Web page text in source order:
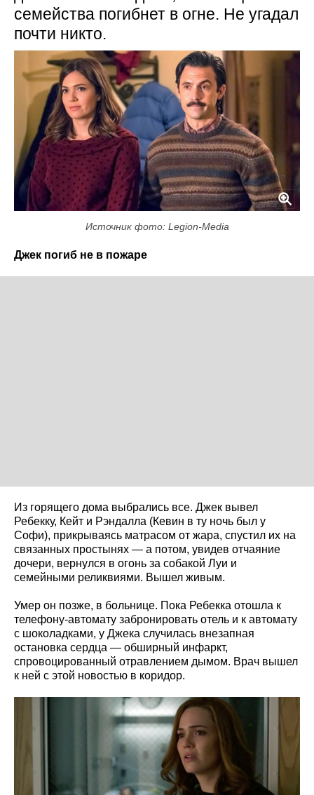
семейства погибнет в огне. Не угадал
почти никто.
Источник фото: Legion-Media
Джек погиб не в пожаре
Из горящего дома выбрались все. Джек вывел
Ребекку, Кейт и Рэндалла (Кевин в ту ночь был у
Софи), прикрываясь матрасом от жара, спустил их на
связанных простынях — а потом, увидев отчаяние
дочери, вернулся в огонь за собакой Луи и
семейными реликвиями. Вышел живым.
Умер он позже, в больнице. Пока Ребекка отошла к
телефону-автомату забронировать отель и к автомату
с шоколадками, у Джека случилась внезапная
остановка сердца — обширный инфаркт,
спровоцированный отравлением дымом. Врач вышел
к ней с этой новостью в коридор.